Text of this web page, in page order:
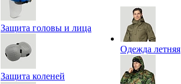
Защита головы и лица
Защита коленей
Одежда летняя